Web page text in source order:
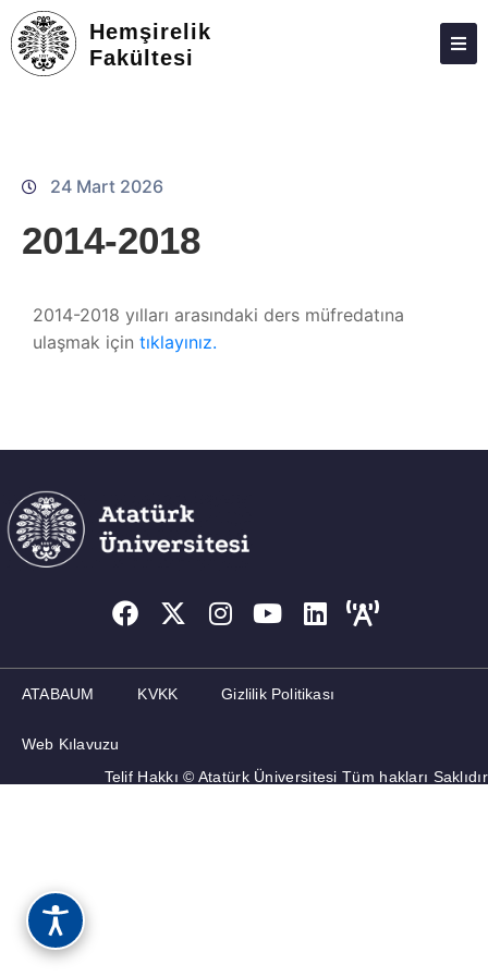
Hemşirelik
Fakültesi
GIZLILIK POLITIKASI
WEB KILAVUZU
24 Mart 2026
2014-2018
2014-2018 yılları arasındaki ders müfredatına
ulaşmak için tıklayınız.
ATABAUM KVKK Gizlilik Politikası
Web Kılavuzu
Telif Hakkı © Atatürk Üniversitesi Tüm hakları Saklıdır